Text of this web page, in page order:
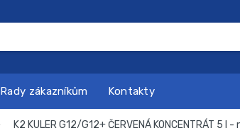
Rady zákazníkům Kontakty
K2 KULER G12/G12+ ČERVENÁ KONCENTRÁT